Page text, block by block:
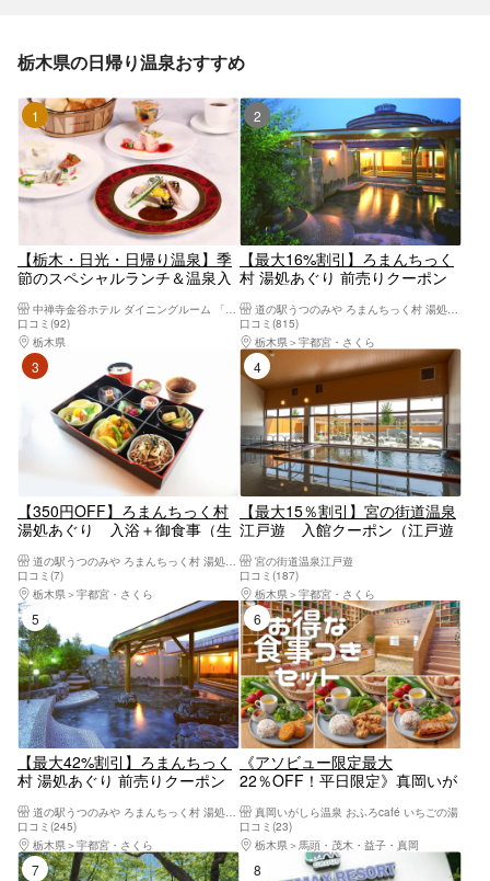
栃木県の日帰り温泉おすすめ
1位
【栃木・日光・日帰り温泉】季
節のスペシャルランチ＆温泉入
中禅寺金谷ホテル ダイニングルーム 「みずなら」
口コミ(92)
栃木県
日光・霧降高原・奥日光・中禅寺湖・今市
2位
【最大16%割引】ろまんちっく
村 湯処あぐり 前売りクーポン
道の駅うつのみや ろまんちっく村 湯処あぐり
口コミ(815)
栃木県
宇都宮・さくら
【350円OFF】ろまんちっく村
湯処あぐり 入浴＋御食事（生
膳）
口コミ(7)
栃木県
宇都宮・さくら
4位
【最大15％割引】宮の街道温泉
江戸遊 入館クーポン（江戸遊
スタオル付）
宮の街道温泉江戸遊
口コミ(187)
栃木県
宇都宮・さくら
【最大42%割引】ろまんちっく
村 湯処あぐり 前売りクーポン
道の駅うつのみや ろまんちっく村 湯処あぐり
口コミ(245)
栃木県
宇都宮・さくら
6位
《アソビュー限定最大
22％OFF！平日限定》真岡いが
お得な食事付きパッケージプラ
ン
真岡いがしら温泉 おふろcafé いちごの湯
口コミ(23)
栃木県
馬頭・茂木・益子・真岡
7位 8位